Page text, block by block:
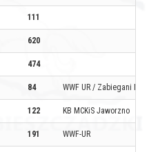
111
620
474
84 WWF UR / Zabiegani
122 KB MCKiS Jaworzno
191 WWF-UR